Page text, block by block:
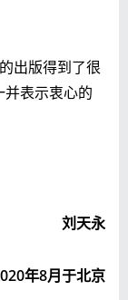
出版得到了很
表示衷心的
刘天永
年8月于北京